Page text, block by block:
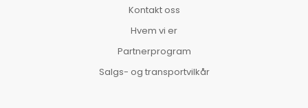
Kontakt oss
Hvem vi er
Partnerprogram
Salgs- og transportvilkår